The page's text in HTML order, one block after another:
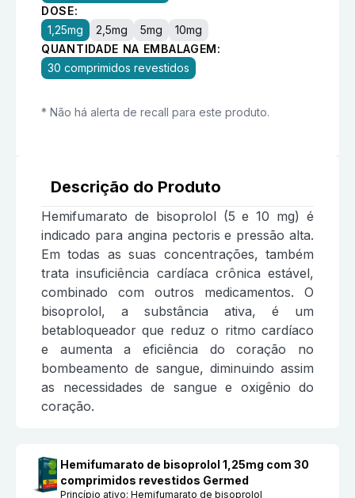
DOSE:
1,25mg
2,5mg 5mg
10mg
QUANTIDADE NA EMBALAGEM:
30 comprimidos revestidos
* Não há alerta de recall para este produto.
Descrição do Produto
Hemifumarato de bisoprolol (5 e 10 mg) é
indicado para angina pectoris e pressão alta.
Em todas as suas concentrações, também
trata insuficiência cardíaca crônica estável,
combinado com outros medicamentos. O
bisoprolol, a substância ativa, é um
betabloqueador que reduz o ritmo cardíaco
e aumenta a eficiência do coração no
bombeamento de sangue, diminuindo assim
as necessidades de sangue e oxigênio do
coração.
Hemifumarato de bisoprolol 1,25mg com 30
comprimidos revestidos Germed
Princípio ativo:Hemifumarato de bisoprolol